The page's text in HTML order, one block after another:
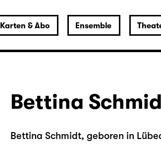
Karten & Abo Ensemble
Bettina
Bettina Schmidt, geboren in